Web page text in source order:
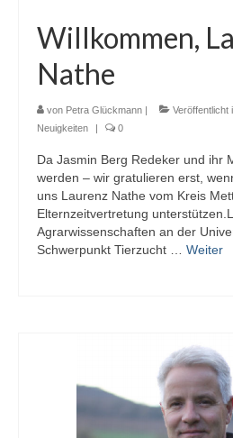
Bestandsregister
Ablammrechner
Formulare
Ohrmarken
Tierärzte
Sponsoren
Willkommen,
Nathe
von Petra Glückmann | Veröffentlicht
Neuigkeiten
| 0
Da Jasmin Berg Redeker und ihr
werden – wir gratulieren erst,
uns Laurenz Nathe vom Kreis
Elternzeitvertretung
Agrarwissenschaften an der
Schwerpunkt Tierzucht … Weiter